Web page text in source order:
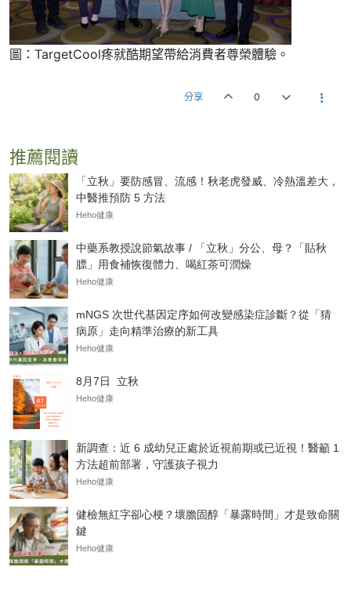
圖：TargetCool疼就酷期望帶給消費者尊榮體驗。
分享 0
推薦閱讀